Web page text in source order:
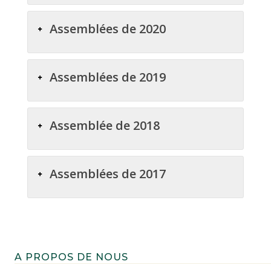
Assemblées de 2020
Assemblées de 2019
Assemblée de 2018
Assemblées de 2017
A PROPOS DE NOUS